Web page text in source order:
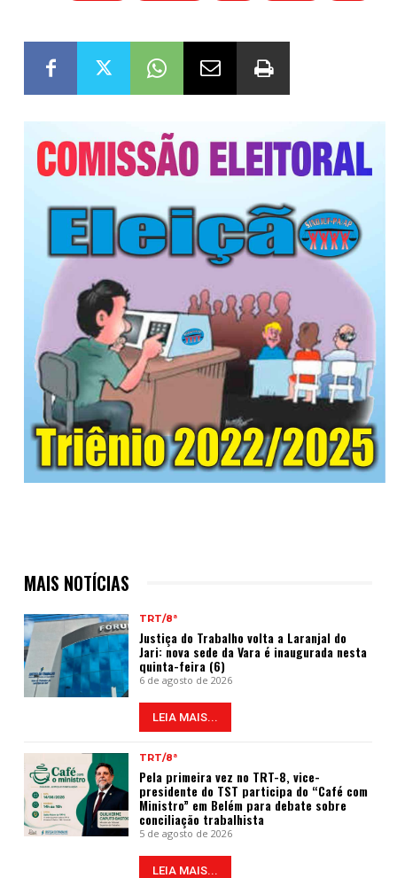
MAIS NOTÍCIAS
TRT/8ª
Justiça do Trabalho volta a Laranjal do
Jari: nova sede da Vara é inaugurada nesta
quinta-feira (6)
6 de agosto de 2026
LEIA MAIS...
TRT/8ª
Pela primeira vez no TRT-8, vice-
presidente do TST participa do “Café com
Ministro” em Belém para debate sobre
conciliação trabalhista
5 de agosto de 2026
LEIA MAIS...